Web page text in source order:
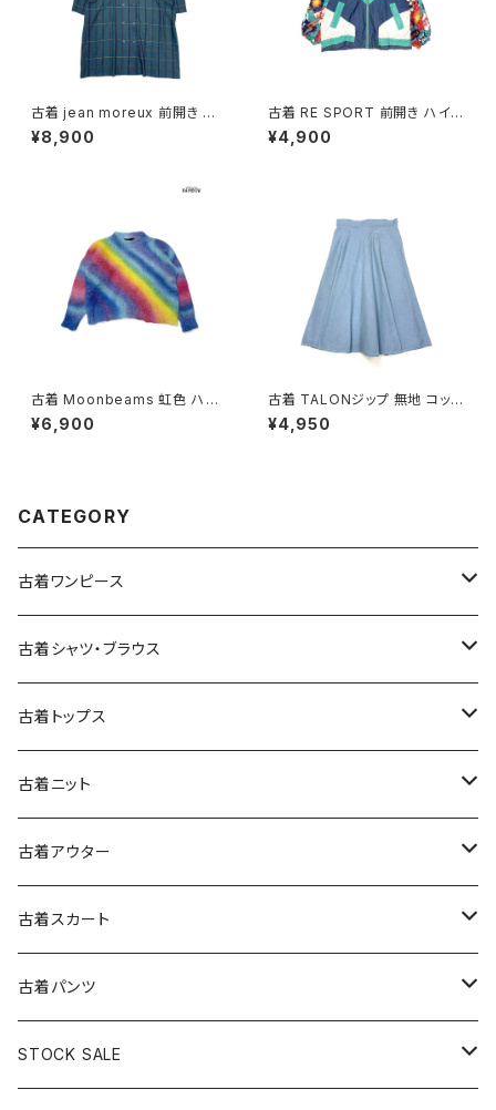
古着 jean moreux 前開き チェ
ック柄 長袖 アウター テーラード
ライトコート 緑 (ttu2509093)
¥8,900
古着 RE SPORT 前開き ハイ
ネック 総柄 ナイロン 長袖 アウ
ター ヘビージャケット 緑 紺 (tt
¥4,900
古着 Moonbeams 虹色 ハイ
ネック 総柄 長袖 ニット セータ
ー カラフル 水色 (ttu2501051)
¥6,900
古着 TALONジップ 無地 コット
ン 膝丈 スカート 青 水色 (ba2
607003)
¥4,950
CATEGORY
古着ワンピース
古着長袖ワンピース
古着半袖ワンピース
古着ノースリーブワンピース
古着キャミソールワンピース
古着ベアトップワンピース
古着オールインワン
古着オーバーオール
古着シャツ・ブラウス
古着長袖シャツ・ブラウス
古着半袖シャツ・ブラウス
古着ノースリーブシャツ・ブラウス
古着トップス
古着スウェット&パーカー
古着スウェット
古着パーカー
古着プルオーバー
古着長袖プルオーバー
古着半袖プルオーバー
古着Ｔシャツ
古着長袖Ｔシャツ
古着半袖Ｔシャツ
古着ベスト
古着キャミソール
古着ニット
古着セーター
古着カーディガン
古着半袖ニット
古着ニットアウター
古着アウター
古着ライトジャケット
古着ライトコート
古着ヘビージャケット
古着スカート
古着ロング丈スカート (丈76cm-)
古着膝丈スカート (丈56-75cm)
古着パンツ
古着ロング丈パンツ
STOCK SALE